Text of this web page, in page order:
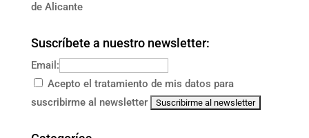
de Alicante
Suscríbete a nuestro newsletter:
Email:
Acepto el tratamiento de mis datos para
suscribirme al newsletter